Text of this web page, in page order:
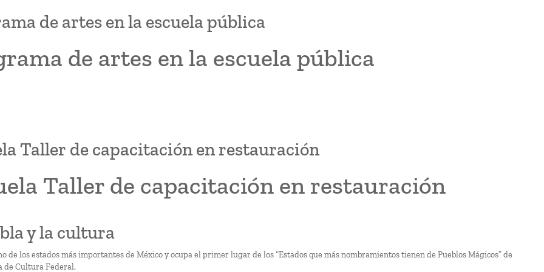
de artes en la escuela pública
de artes en la escuela pública
Taller de capacitación en restauración
Taller de capacitación en restauración
y la cultura
de los estados más importantes de México y ocupa el primer lugar de los “Estados que más nombramientos tienen de Pueblos Mágicos” de
de Cultura Federal.